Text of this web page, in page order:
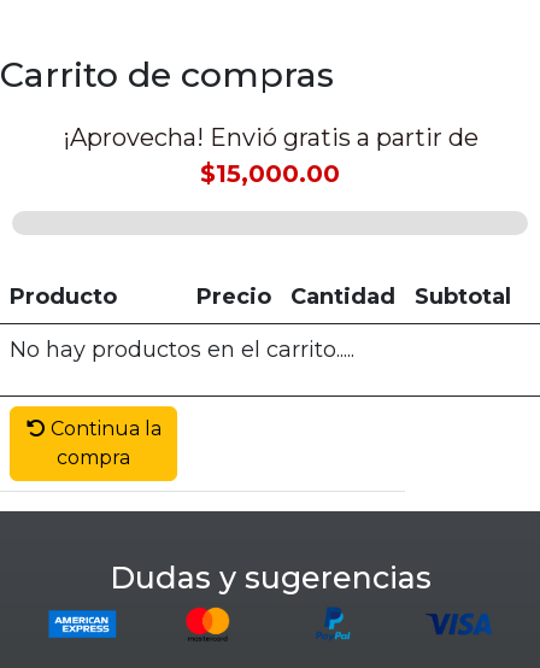
Carrito de compras
¡Aprovecha! Envió gratis a partir de
$15,000.00
Producto Precio Cantidad
Subtotal
No hay productos en el carrito.....
Continua la
compra
Dudas y sugerencias